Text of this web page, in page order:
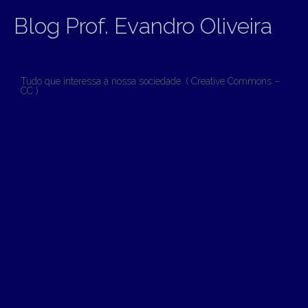
Blog Prof. Evandro Oliveira
Tudo que interessa à nossa sociedade. ( Creative Commons –
CC )